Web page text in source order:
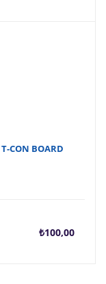
CON BOARD
₺100,00
Şu